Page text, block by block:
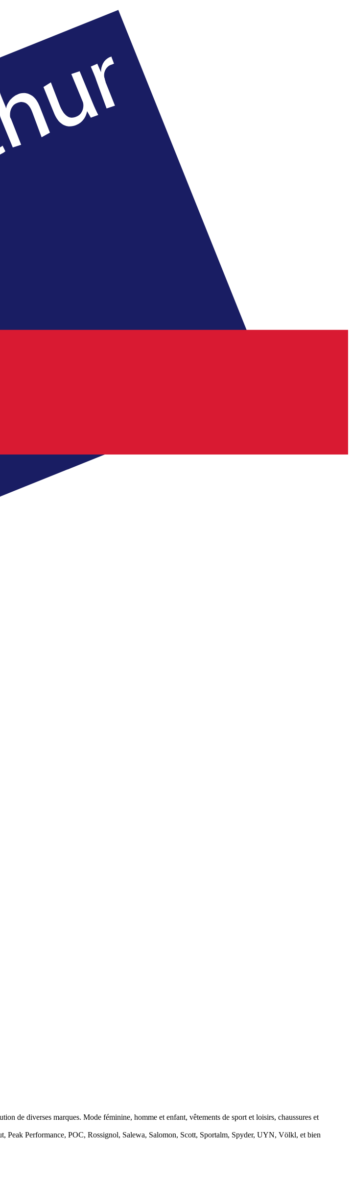
de diverses marques. Mode féminine, homme et enfant, vêtements de sport et loisirs, chaussures et
Performance, POC, Rossignol, Salewa, Salomon, Scott, Sportalm, Spyder, UYN, Völkl, et bien